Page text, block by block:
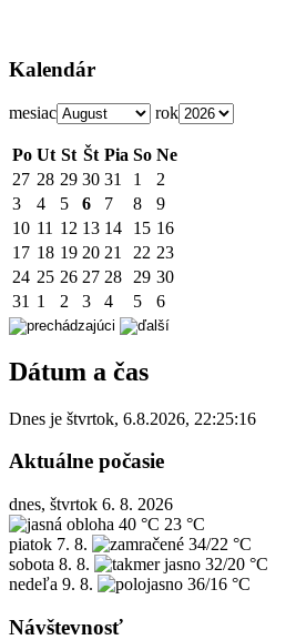
Kalendár
mesiac rok
Po Ut St Št Pia So Ne
27 28 29 30 31 1
2
3
4 5 6 7 8
9
10 11 12 13 14 15 16
17 18 19 20 21 22 23
24 25 26 27 28 29 30
31 1 2 3 4 5 6
Dátum a čas
Dnes je štvrtok, 6.8.2026, 22:25:16
Aktuálne počasie
dnes, štvrtok 6. 8. 2026
40 °C 23 °C
piatok 7. 8.
34/22 °C
sobota 8. 8.
32/20 °C
nedeľa 9. 8. 36/16 °C
Návštevnosť